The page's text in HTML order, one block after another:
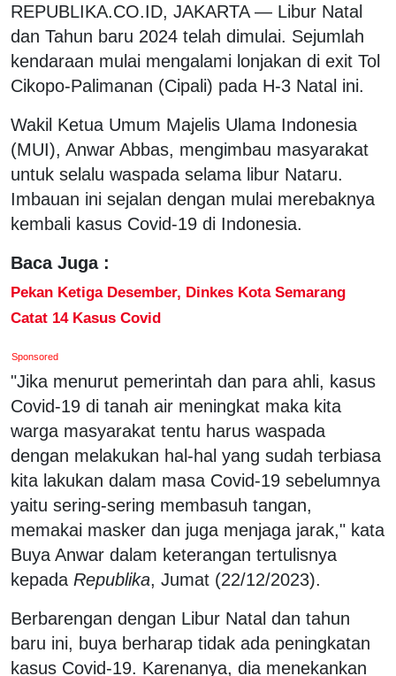
REPUBLIKA.CO.ID, JAKARTA — Libur Natal
dan Tahun baru 2024 telah dimulai. Sejumlah
kendaraan mulai mengalami lonjakan di exit Tol
Cikopo-Palimanan (Cipali) pada H-3 Natal ini.
Wakil Ketua Umum Majelis Ulama Indonesia
(MUI), Anwar Abbas, mengimbau masyarakat
untuk selalu waspada selama libur Nataru.
Imbauan ini sejalan dengan mulai merebaknya
kembali kasus Covid-19 di Indonesia.
Baca Juga :
Pekan Ketiga Desember, Dinkes Kota Semarang
Catat 14 Kasus Covid
Sponsored
"Jika menurut pemerintah dan para ahli, kasus
Covid-19 di tanah air meningkat maka kita
warga masyarakat tentu harus waspada
dengan melakukan hal-hal yang sudah terbiasa
kita lakukan dalam masa Covid-19 sebelumnya
yaitu sering-sering membasuh tangan,
memakai masker dan juga menjaga jarak," kata
Buya Anwar dalam keterangan tertulisnya
kepada Republika, Jumat (22/12/2023).
Berbarengan dengan Libur Natal dan tahun
baru ini, buya berharap tidak ada peningkatan
kasus Covid-19. Karenanya, dia menekankan